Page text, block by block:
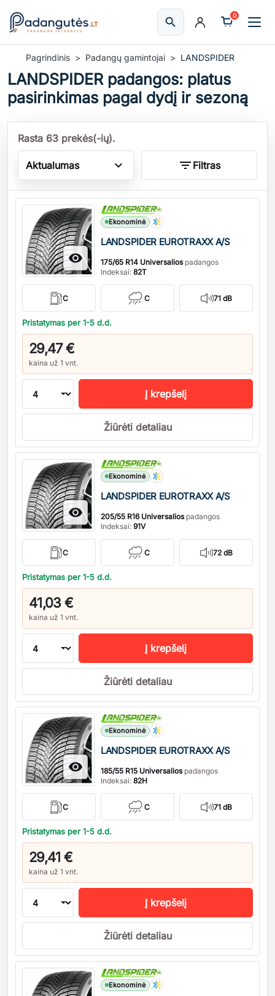
searchIeškoti
0
Pagrindinis Padangų gamintojai LANDSPIDER
LANDSPIDER padangos: platus
pasirinkimas pagal dydį ir sezoną
Rasta 63 prekės(-ių).
Aktualumas expand_more filter_list Filtras

Ekonominė
LANDSPIDER EUROTRAXX A/S
175/65 R14 Universaliospadangos
Indeksai: 82T
C C 71 dB
Pristatymas per 1-5 d.d.
29,47 €
kaina už 1 vnt.
Kiekis
Į krepšelį
Žiūrėti detaliau

Ekonominė
LANDSPIDER EUROTRAXX A/S
205/55 R16 Universaliospadangos
Indeksai: 91V
C C 72 dB
Pristatymas per 1-5 d.d.
41,03 €
kaina už 1 vnt.
Kiekis
Į krepšelį
Žiūrėti detaliau

Ekonominė
LANDSPIDER EUROTRAXX A/S
185/55 R15 Universaliospadangos
Indeksai: 82H
C C 71 dB
Pristatymas per 1-5 d.d.
29,41 €
kaina už 1 vnt.
Kiekis
Į krepšelį
Žiūrėti detaliau
Ekonominė
Kiekis